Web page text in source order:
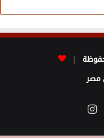
مصر
انستقرام